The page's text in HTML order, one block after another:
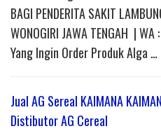
BAGI PENDERITA SAKIT
WONOGIRI JAWA TENGAH |
Yang Ingin Order Produk Alga …
Jual AG Sereal KAIMANA
Distibutor AG Cereal